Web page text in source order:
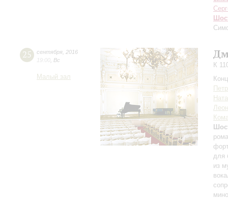
25 сентября 2016
19:00 Вс
Малый зал
К
для
из